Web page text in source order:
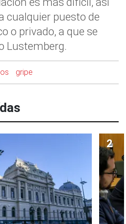
cualquier puesto de
o privado, a que se
Lustemberg.
gripe